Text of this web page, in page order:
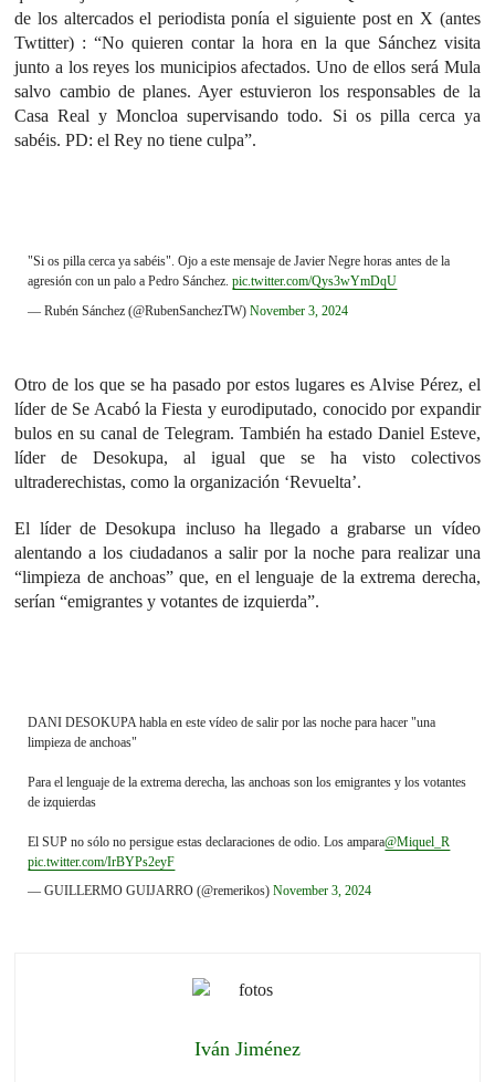
de los altercados el periodista ponía el siguiente post en X (antes
Twtitter) : “No quieren contar la hora en la que Sánchez visita
junto a los reyes los municipios afectados. Uno de ellos será Mula
salvo cambio de planes. Ayer estuvieron los responsables de la
Casa Real y Moncloa supervisando todo. Si os pilla cerca ya
sabéis. PD: el Rey no tiene culpa”.
"Si os pilla cerca ya sabéis". Ojo a este mensaje de Javier Negre horas antes de la
agresión con un palo a Pedro Sánchez.pic.twitter.com/Qys3wYmDqU
— Rubén Sánchez (@RubenSanchezTW)November 3, 2024
Otro de los que se ha pasado por estos lugares es Alvise Pérez, el
líder de Se Acabó la Fiesta y eurodiputado, conocido por expandir
bulos en su canal de Telegram. También ha estado Daniel Esteve,
líder de Desokupa, al igual que se ha visto colectivos
ultraderechistas, como la organización ‘Revuelta’.
El líder de Desokupa incluso ha llegado a grabarse un vídeo
alentando a los ciudadanos a salir por la noche para realizar una
“limpieza de anchoas” que, en el lenguaje de la extrema derecha,
serían “emigrantes y votantes de izquierda”.
DANI DESOKUPA habla en este vídeo de salir por las noche para hacer "una
limpieza de anchoas"
Para el lenguaje de la extrema derecha, las anchoas son los emigrantes y los votantes
de izquierdas
El SUP no sólo no persigue estas declaraciones de odio. Los ampara@Miquel_R
pic.twitter.com/IrBYPs2eyF
— GUILLERMO GUIJARRO (@remerikos)November 3, 2024
Iván Jiménez